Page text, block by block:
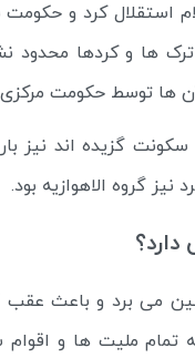
استقلال کرد و
ها و کردها محدود
آن ها توسط حکومت
سکونت گزیده اند
گروه الاهوازیه بود.
می برد و باعث عقب
ملیت ها و